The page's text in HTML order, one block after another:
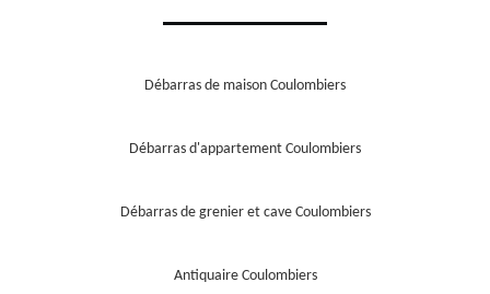
Débarras de maison Coulombiers
Débarras d'appartement Coulombiers
Débarras de grenier et cave Coulombiers
Antiquaire Coulombiers